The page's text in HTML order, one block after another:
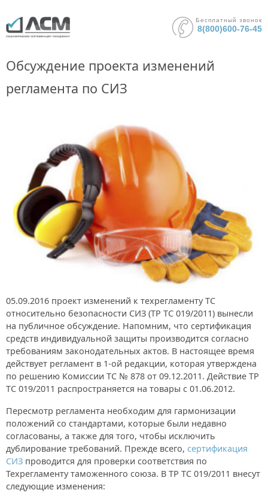
Бесплатный звонок
8(800)600-76-45
Обсуждение проекта изменений
регламента по СИЗ
05.09.2016 проект изменений к техрегламенту ТС
относительно безопасности СИЗ (ТР ТС 019/2011) вынесли
на публичное обсуждение. Напомним, что сертификация
средств индивидуальной защиты производится согласно
требованиям законодательных актов. В настоящее время
действует регламент в 1-ой редакции, которая утверждена
по решению Комиссии ТС № 878 от 09.12.2011. Действие ТР
ТС 019/2011 распространяется на товары с 01.06.2012.
Пересмотр регламента необходим для гармонизации
положений со стандартами, которые были недавно
согласованы, а также для того, чтобы исключить
дублирование требований. Прежде всего, сертификация
СИЗ проводится для проверки соответствия по
Техрегламенту таможенного союза. В ТР ТС 019/2011 внесут
следующие изменения: